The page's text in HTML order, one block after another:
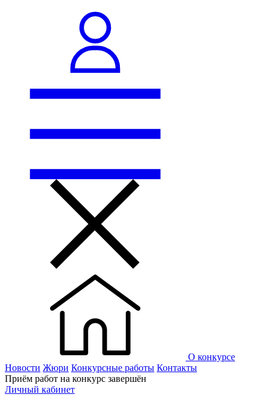
О конкурсе
Новости Жюри Конкурсные работы Контакты
Приём работ на конкурс завершён
Личный кабинет